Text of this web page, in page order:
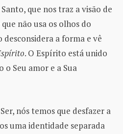
que nos traz a visão de
não usa os olhos do
desconsidera a forma e vê
. O Espírito está unido
o Seu amor e a Sua
nós temos que desfazer a
uma identidade separada